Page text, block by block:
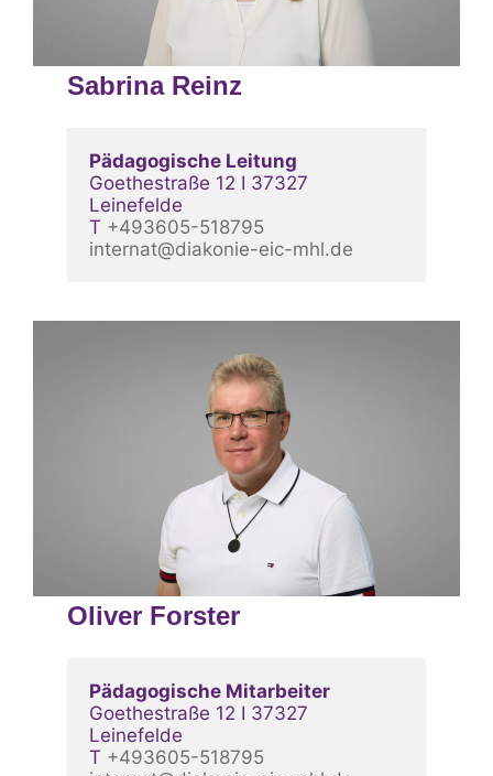
Sabrina Reinz
Pädagogische Leitung
Goethestraße 12 I 37327
Leinefelde
T +493605-518795
internat@diakonie-eic-mhl.de
Oliver Forster
Pädagogische Mitarbeiter
Goethestraße 12 I 37327
Leinefelde
T +493605-518795